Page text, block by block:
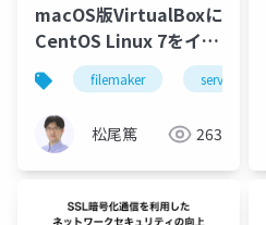
macOS版VirtualBoxに
CentOS Linux 7をイン
ストールfilemaker server
松尾篤 263